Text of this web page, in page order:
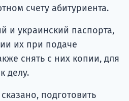
счету абитуриента.
и украинский паспорта,
их при подаче
снять с них копии, для
делу.
подготовить